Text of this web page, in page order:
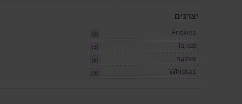
יצרנים
Friskies
(6)
la cat
(3)
nuevo
(5)
Whiskas
(3)